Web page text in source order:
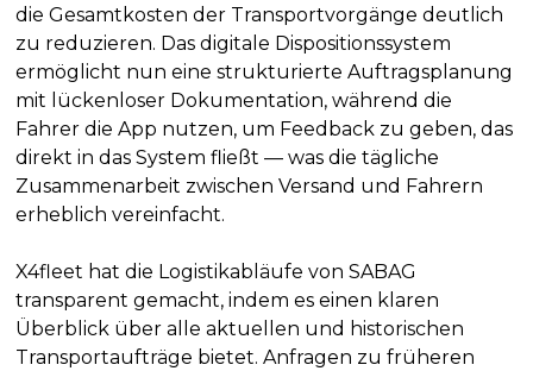
die Gesamtkosten der Transportvorgänge deutlich
zu reduzieren. Das digitale Dispositionssystem
ermöglicht nun eine strukturierte Auftragsplanung
mit lückenloser Dokumentation, während die
Fahrer die App nutzen, um Feedback zu geben, das
direkt in das System fließt — was die tägliche
Zusammenarbeit zwischen Versand und Fahrern
erheblich vereinfacht.
X4fleet hat die Logistikabläufe von SABAG
transparent gemacht, indem es einen klaren
Überblick über alle aktuellen und historischen
Transportaufträge bietet. Anfragen zu früheren